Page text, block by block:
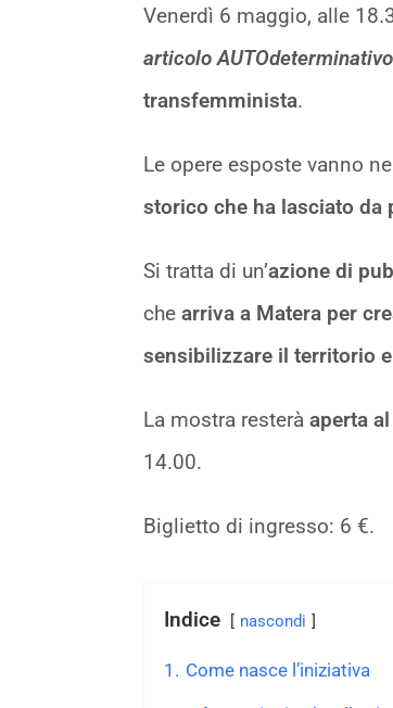
Venerdì 6 maggio, alle
articolo AUTOdeterminativo
transfemminista.
Le opere esposte vanno
storico che ha lasciato da
Si tratta di un’azione di
che arriva a Matera per
sensibilizzare il territorio
La mostra resterà aperta
14.00.
Biglietto di ingresso: 6 €.
Indice nascondi
1. Come nasce l’iniziativa